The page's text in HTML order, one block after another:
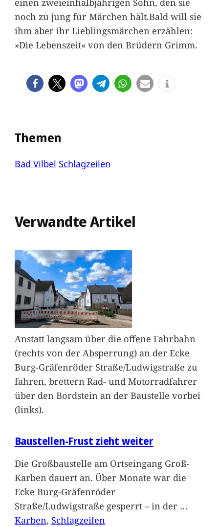
noch zu jung für Märchen hält.Bald will sie
ihm aber ihr Lieblingsmärchen erzählen:
»Die Lebenszeit« von den Brüdern Grimm.
Themen
Bad Vilbel Schlagzeilen
Verwandte Artikel
Anstatt langsam über die offene Fahrbahn
(rechts von der Absperrung) an der Ecke
Burg-Gräfenröder Straße/Ludwigstraße zu
fahren, brettern Rad- und Motorradfahrer
über den Bordstein an der Baustelle vorbei
(links).
Baustellen-Frust zieht weiter
Die Großbaustelle am Ortseingang Groß-
Karben dauert an. Über Monate war die
Ecke Burg-Gräfenröder
Straße/Ludwigstraße gesperrt – in der …
Karben, Schlagzeilen